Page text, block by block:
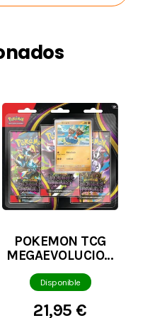
POKEMON TCG
MEGAEVOLUCION
OSCURIDAD
ABSOLUTA
SOBRES +
Disponible
21,95 €